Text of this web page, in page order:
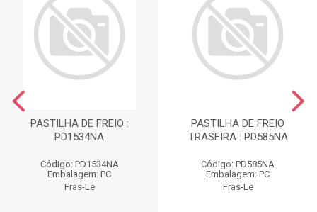
PASTILHA DE FREIO :
PD1534NA
Código: PD1534NA
Embalagem: PC
Fras-Le
PASTILHA DE FREIO
TRASEIRA : PD585NA
Código: PD585NA
Embalagem: PC
Fras-Le